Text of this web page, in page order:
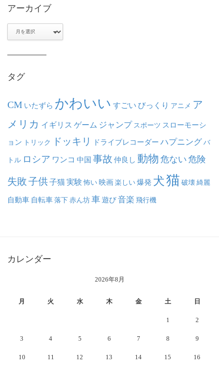
アーカイブ
タグ
CM いたずら かわいい すごい びっくり アニメ ア
メリカ イギリス ゲーム ジャンプ スポーツ スローモーシ
ョン トリック ドッキリ ドライブレコーダー ハプニング バ
トル ロシア ワンコ 中国 事故 仲良し 動物 危ない 危険
失敗子供子猫実験 怖い映画楽しい爆発 犬猫 破壊綺麗
自動車 自転車落下赤ん坊車遊び音楽 飛行機
カレンダー
2026年8月
月 火 水 木 金 土 日
1 2
3 4 5 6 7 8 9
10 11 12 13 14 15 16